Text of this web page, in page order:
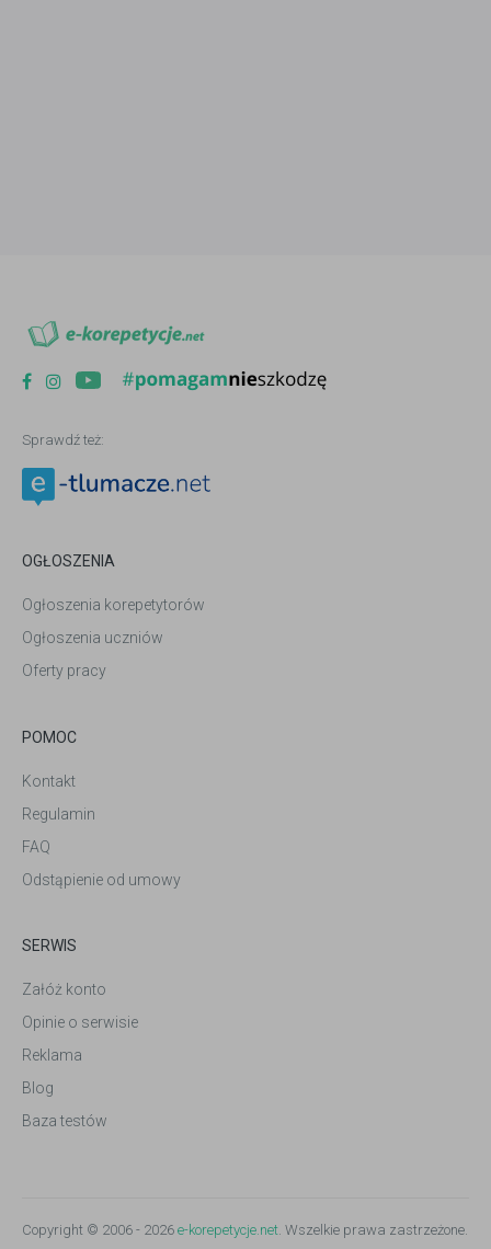
Sprawdź też:
OGŁOSZENIA
Ogłoszenia korepetytorów
Ogłoszenia uczniów
Oferty pracy
POMOC
Kontakt
Regulamin
FAQ
Odstąpienie od umowy
SERWIS
Załóż konto
Opinie o serwisie
Reklama
Blog
Baza testów
Copyright © 2006 - 2026 e-korepetycje.net. Wszelkie prawa zastrzeżone.